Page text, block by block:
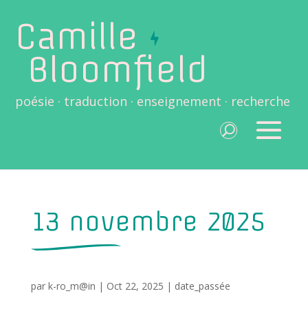
Camille
Bloomfield
poésie · traduction · enseignement · recherche
13 novembre 2025
par k-ro_m@in | Oct 22, 2025 | date_passée